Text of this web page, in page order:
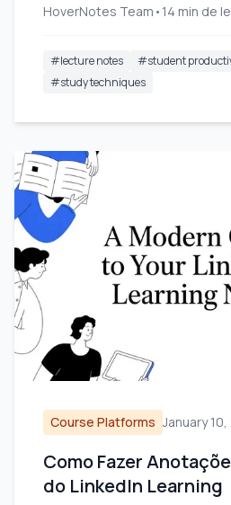
HoverNotes Team • 14 min de
#lecture notes #student
#study techniques
Course Platforms January
Como Fazer
do LinkedIn Learning